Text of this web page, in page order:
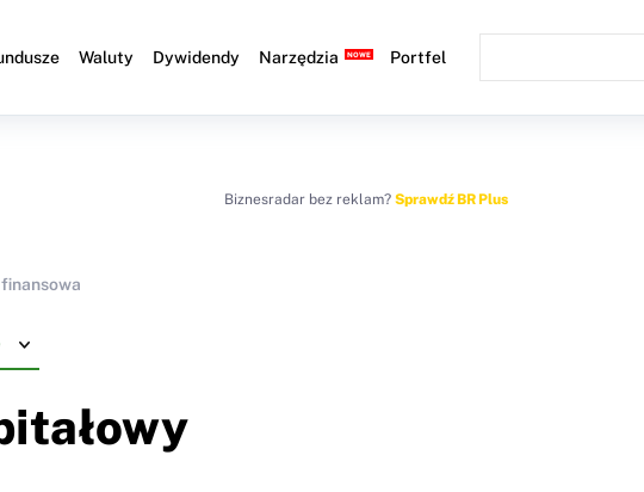
Waluty Dywidendy Narzędzia Portfel
Biznesradar bez reklam? Sprawdź BR Plus